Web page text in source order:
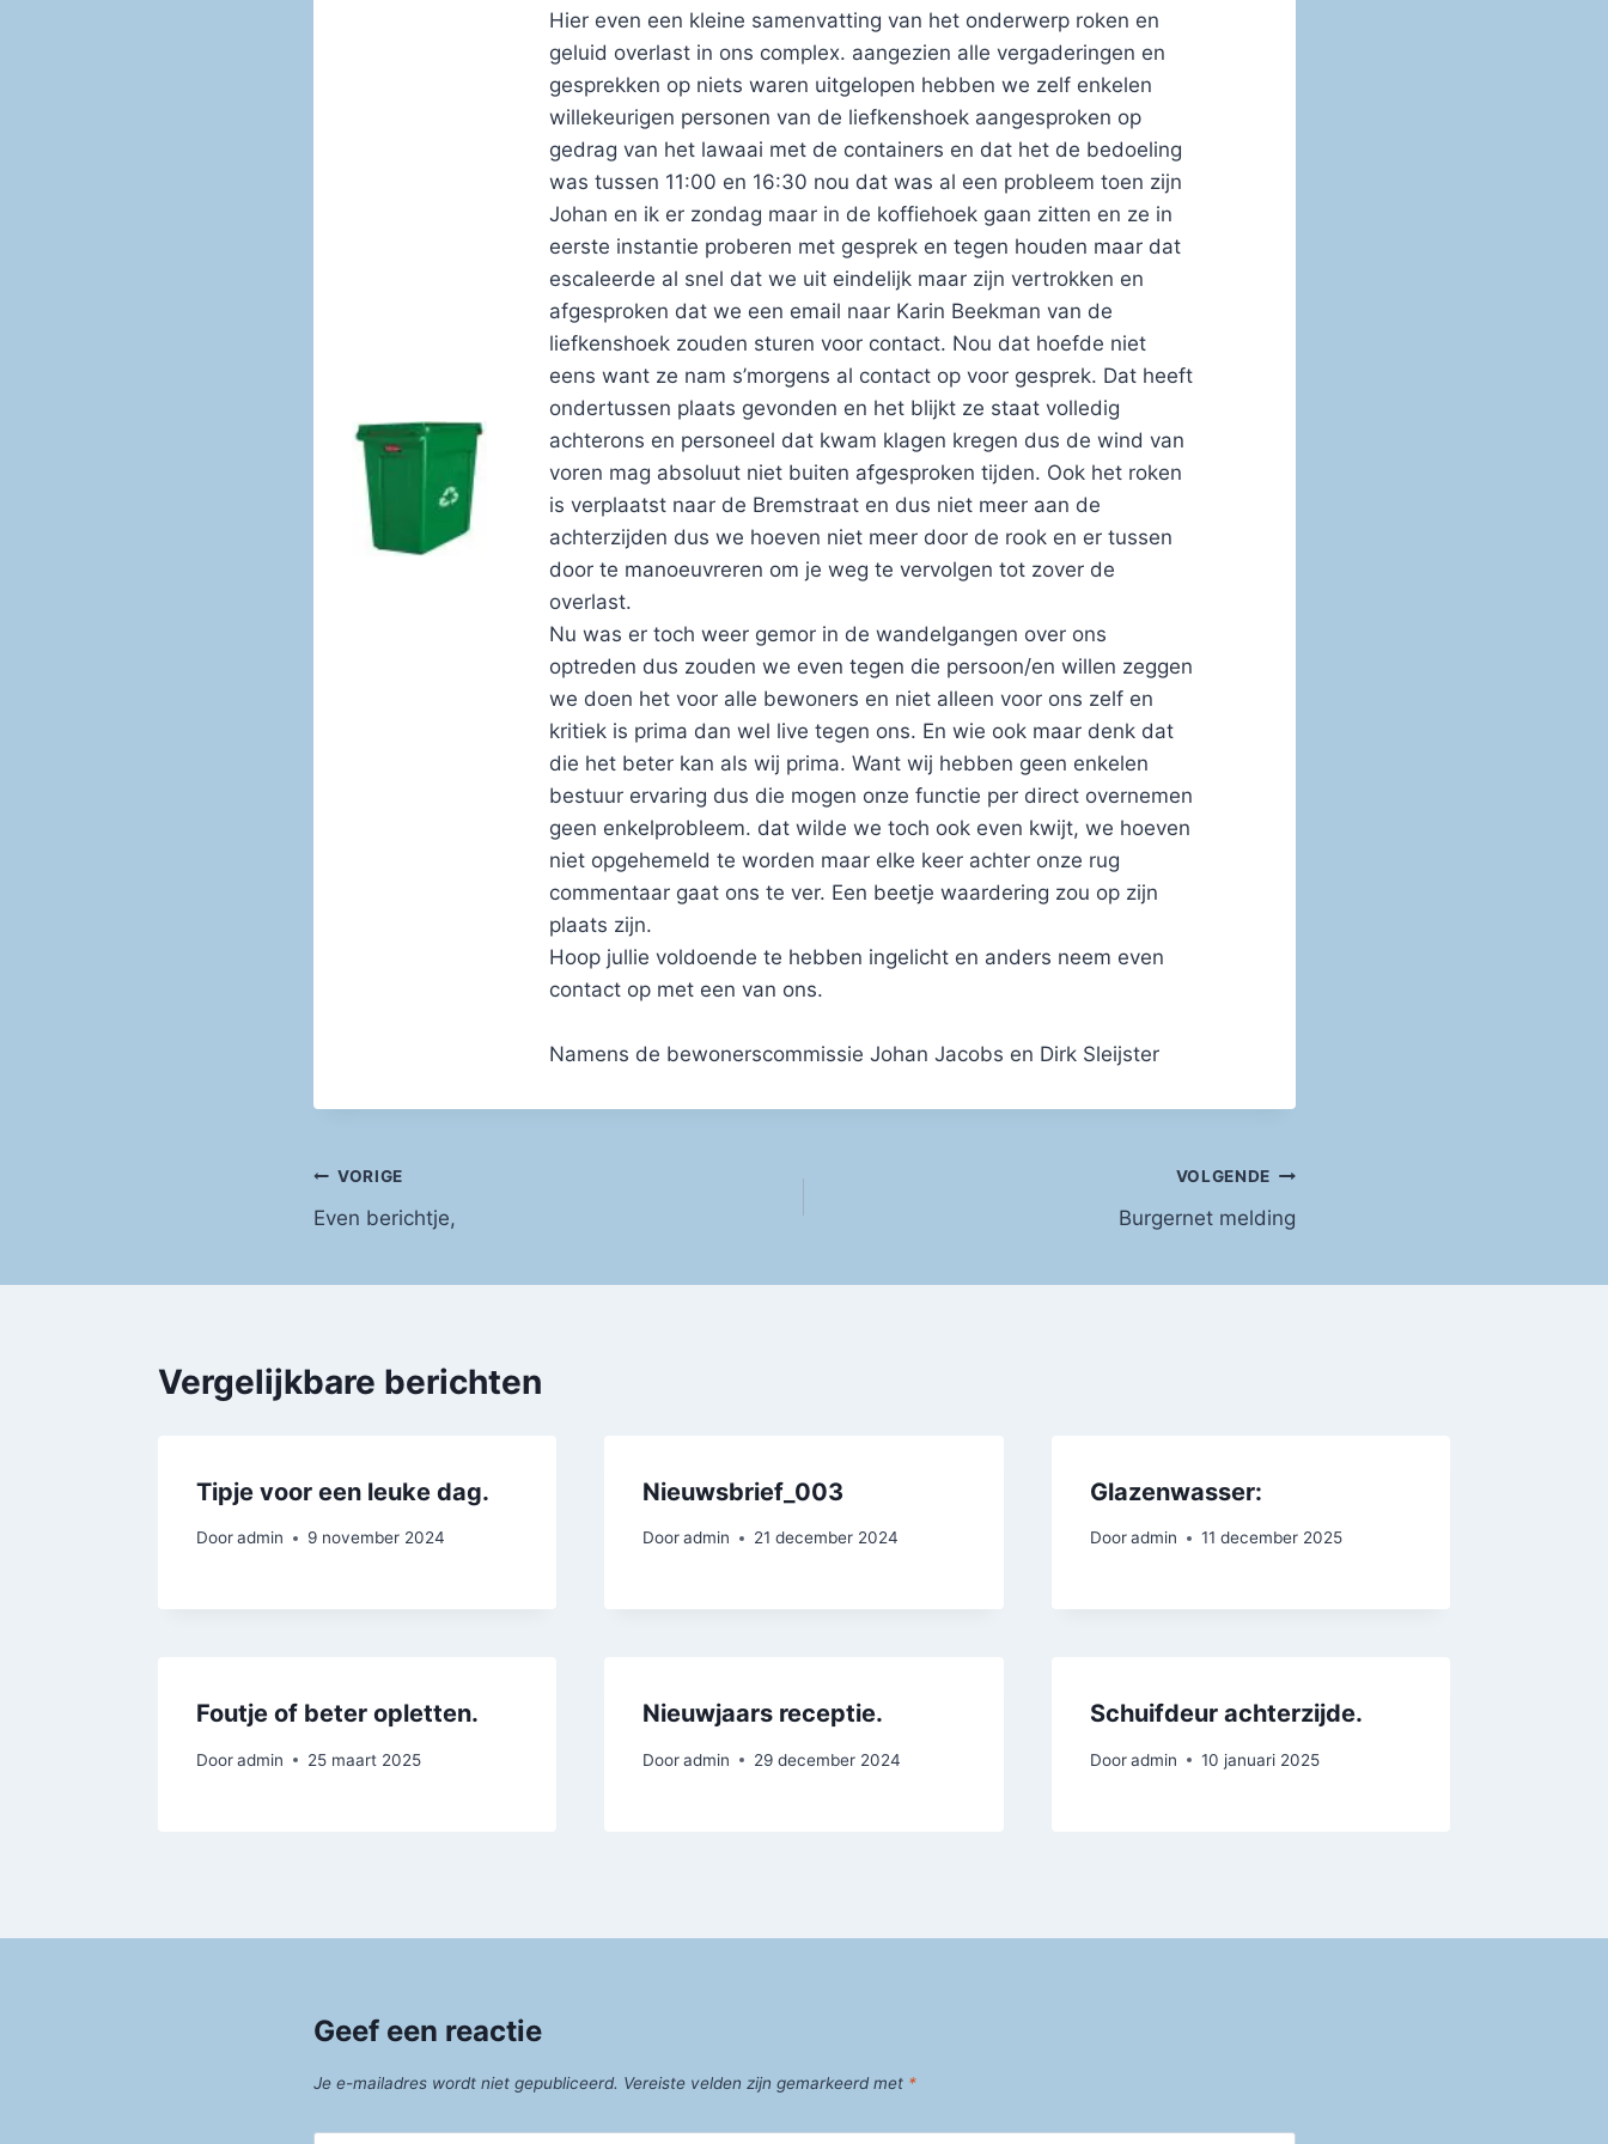
Hier even een kleine samenvatting van het onderwerp roken en
geluid overlast in ons complex. aangezien alle vergaderingen en
gesprekken op niets waren uitgelopen hebben we zelf enkelen
willekeurigen personen van de liefkenshoek aangesproken op
gedrag van het lawaai met de containers en dat het de bedoeling
was tussen 11:00 en 16:30 nou dat was al een probleem toen zijn
Johan en ik er zondag maar in de koffiehoek gaan zitten en ze in
eerste instantie proberen met gesprek en tegen houden maar dat
escaleerde al snel dat we uit eindelijk maar zijn vertrokken en
afgesproken dat we een email naar Karin Beekman van de
liefkenshoek zouden sturen voor contact. Nou dat hoefde niet
eens want ze nam s’morgens al contact op voor gesprek. Dat heeft
ondertussen plaats gevonden en het blijkt ze staat volledig
achterons en personeel dat kwam klagen kregen dus de wind van
voren mag absoluut niet buiten afgesproken tijden. Ook het roken
is verplaatst naar de Bremstraat en dus niet meer aan de
achterzijden dus we hoeven niet meer door de rook en er tussen
door te manoeuvreren om je weg te vervolgen tot zover de
overlast.
Nu was er toch weer gemor in de wandelgangen over ons
optreden dus zouden we even tegen die persoon/en willen zeggen
we doen het voor alle bewoners en niet alleen voor ons zelf en
kritiek is prima dan wel live tegen ons. En wie ook maar denk dat
die het beter kan als wij prima. Want wij hebben geen enkelen
bestuur ervaring dus die mogen onze functie per direct overnemen
geen enkelprobleem. dat wilde we toch ook even kwijt, we hoeven
niet opgehemeld te worden maar elke keer achter onze rug
commentaar gaat ons te ver. Een beetje waardering zou op zijn
plaats zijn.
Hoop jullie voldoende te hebben ingelicht en anders neem even
contact op met een van ons.
Namens de bewonerscommissie Johan Jacobs en Dirk Sleijster
Bericht
navigatie
VORIGE
Even berichtje,
VOLGENDE
Burgernet melding
Vergelijkbare berichten
Tipje voor een leuke dag.
Door admin 9 november 2024
Nieuwsbrief_003
Door admin 21 december 2024
Glazenwasser:
Dooradmin 11 december 2025
Foutje of beter opletten.
Door admin 25 maart 2025
Nieuwjaars receptie.
Door admin 29 december 2024
Schuifdeur achterzijde.
Dooradmin 10 januari 2025
Geef een reactie
Je e-mailadres wordt niet gepubliceerd. Vereiste velden zijn gemarkeerd met *